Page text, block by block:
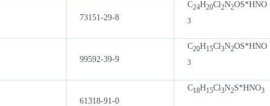
73151-29-8
C24H20Cl2N2OS*HNO
3
99592-39-9
C20H15Cl3N2OS*HNO
3
61318-91-0
C18H15Cl3N2S*HNO3